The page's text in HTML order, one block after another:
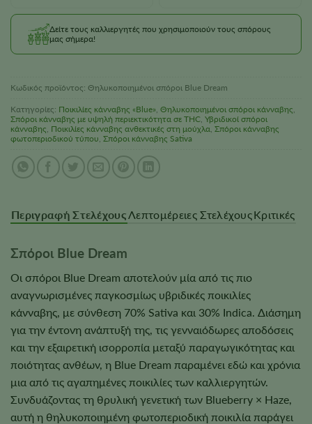
Δείτε τους καλλιεργητές που χρησιμοποιούν τους σπόρους
μας σήμερα!
Κωδικός προϊόντος: Θηλυκοποιημένοι σπόροι Blue Dream
Κατηγορίες: Ποικιλίες κάνναβης «Blue» Θηλυκοποιημένοι σπόροι κάνναβης
Σπόροι κάνναβης με υψηλή περιεκτικότητα σε THC Υβριδικοί σπόροι
κάνναβης Ποικιλίες κάνναβης ανθεκτικές στη μούχλα Σπόροι κάνναβης
φωτοπεριοδικού τύπου Σπόροι κάνναβης Sativa
Περιγραφή ΣτελέχουςΛεπτομέρειες ΣτελέχουςΚριτικές
Σπόροι Blue Dream
Οι σπόροι Blue Dream αποτελούν μία από τις πιο
αναγνωρισμένες παγκοσμίως υβριδικές ποικιλίες
κάνναβης, με σύνθεση 70% Sativa και 30% Indica. Διάσημη
για την έντονη ανάπτυξή της, τις γενναιόδωρες αποδόσεις
και την εξαιρετική ισορροπία μεταξύ παραγωγικότητας και
ποιότητας ανθέων, η Blue Dream παραμένει εδώ και χρόνια
μια από τις αγαπημένες ποικιλίες των καλλιεργητών.
Συνδυάζοντας τη θρυλική γενετική των Blueberry × Haze,
αυτή η θηλυκοποιημένη φωτοπεριοδική ποικιλία παράγει